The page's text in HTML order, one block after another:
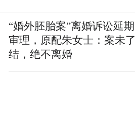
“婚外胚胎案”离婚诉讼延期
审理，原配朱女士：案未了
结，绝不离婚